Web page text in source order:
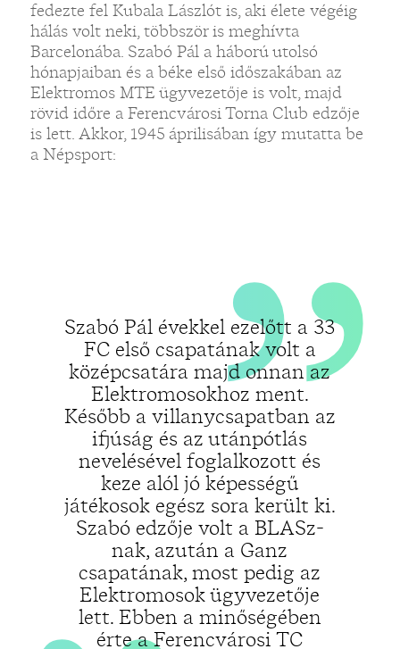
fedezte fel Kubala Lászlót is, aki élete végéig
hálás volt neki, többször is meghívta
Barcelonába. Szabó Pál a háború utolsó
hónapjaiban és a béke első időszakában az
Elektromos MTE ügyvezetője is volt, majd
rövid időre a Ferencvárosi Torna Club edzője
is lett. Akkor, 1945 áprilisában így mutatta be
a Népsport:
Szabó Pál évekkel ezelőtt a 33
FC első csapatának volt a
középcsatára majd onnan az
Elektromosokhoz ment.
Később a villanycsapatban az
ifjúság és az utánpótlás
nevelésével foglalkozott és
keze alól jó képességű
játékosok egész sora került ki.
Szabó edzője volt a BLASz-
nak, azután a Ganz
csapatának, most pedig az
Elektromosok ügyvezetője
lett. Ebben a minőségében
érte a Ferencvárosi TC
„